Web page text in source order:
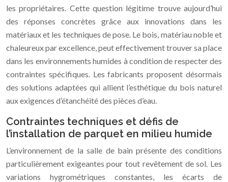
les propriétaires. Cette question légitime trouve aujourd’hui
des réponses concrètes grâce aux innovations dans les
matériaux et les techniques de pose. Le bois, matériau noble et
chaleureux par excellence, peut effectivement trouver sa place
dans les environnements humides à condition de respecter des
contraintes spécifiques. Les fabricants proposent désormais
des solutions adaptées qui allient l’esthétique du bois naturel
aux exigences d’étanchéité des pièces d’eau.
Contraintes techniques et défis de
l’installation de parquet en milieu humide
L’environnement de la salle de bain présente des conditions
particulièrement exigeantes pour tout revêtement de sol. Les
variations hygrométriques constantes, les écarts de